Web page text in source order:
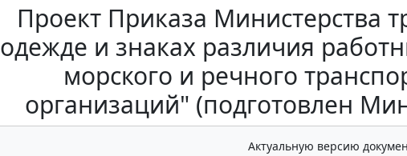
Проект Приказа Министерства
одежде и знаках различия
морского и речного
организаций" (подготовлен
Актуальную версию